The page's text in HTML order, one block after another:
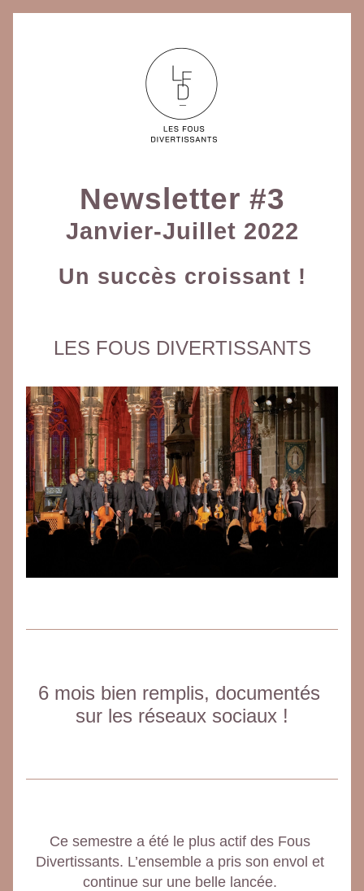
Newsletter #3
Janvier-Juillet 2022
Un succès croissant !
LES FOUS DIVERTISSANTS
6 mois bien remplis, documentés
sur les réseaux sociaux !
Ce semestre a été le plus actif des Fous
Divertissants. L’ensemble a pris son envol et
continue sur une belle lancée.